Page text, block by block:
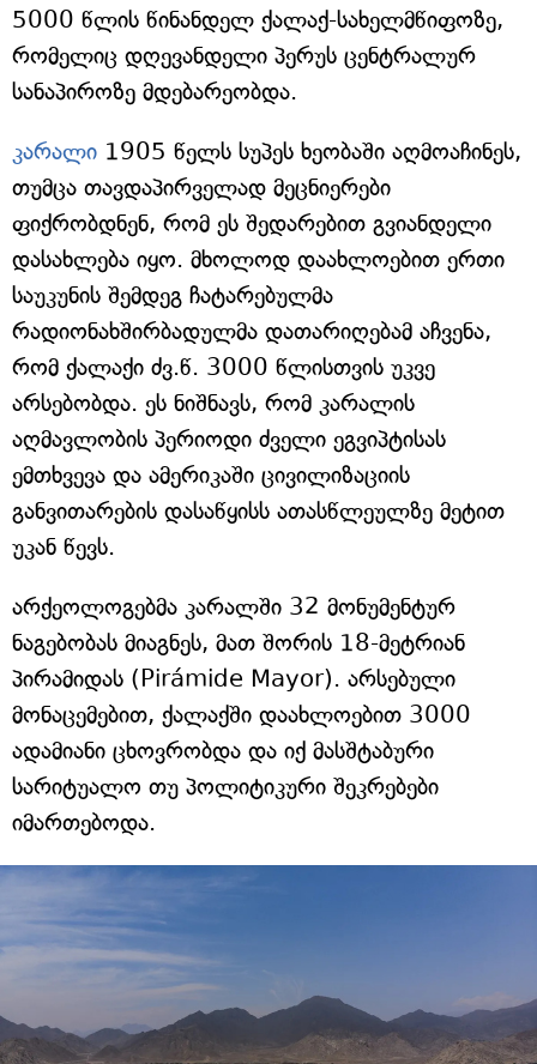
5000 წლის წინანდელ ქალაქ-სახელმწიფოზე,
რომელიც დღევანდელი პერუს ცენტრალურ
სანაპიროზე მდებარეობდა.
კარალი 1905 წელს სუპეს ხეობაში აღმოაჩინეს,
თუმცა თავდაპირველად მეცნიერები
ფიქრობდნენ, რომ ეს შედარებით გვიანდელი
დასახლება იყო. მხოლოდ დაახლოებით ერთი
საუკუნის შემდეგ ჩატარებულმა
რადიონახშირბადულმა დათარიღებამ აჩვენა,
რომ ქალაქი ძვ.წ. 3000 წლისთვის უკვე
არსებობდა. ეს ნიშნავს, რომ კარალის
აღმავლობის პერიოდი ძველი ეგვიპტისას
ემთხვევა და ამერიკაში ცივილიზაციის
განვითარების დასაწყისს ათასწლეულზე მეტით
უკან წევს.
არქეოლოგებმა კარალში 32 მონუმენტურ
ნაგებობას მიაგნეს, მათ შორის 18-მეტრიან
პირამიდას (Pirámide Mayor). არსებული
მონაცემებით, ქალაქში დაახლოებით 3000
ადამიანი ცხოვრობდა და იქ მასშტაბური
სარიტუალო თუ პოლიტიკური შეკრებები
იმართებოდა.